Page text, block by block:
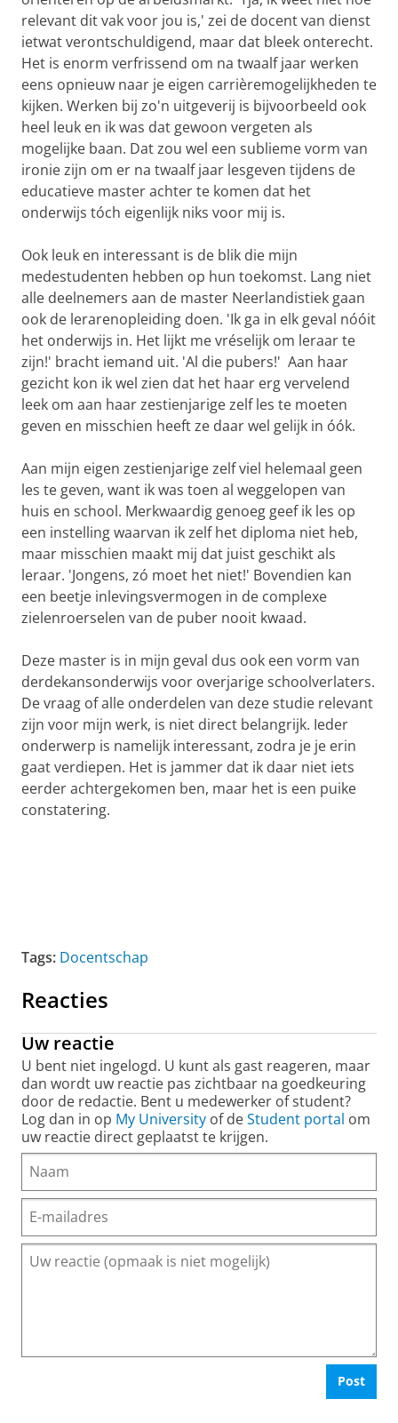
relevant dit vak voor jou is,' zei de docent van dienst
ietwat verontschuldigend, maar dat bleek onterecht.
Het is enorm verfrissend om na twaalf jaar werken
eens opnieuw naar je eigen carrièremogelijkheden te
kijken. Werken bij zo'n uitgeverij is bijvoorbeeld ook
heel leuk en ik was dat gewoon vergeten als
mogelijke baan. Dat zou wel een sublieme vorm van
ironie zijn om er na twaalf jaar lesgeven tijdens de
educatieve master achter te komen dat het
onderwijs tóch eigenlijk niks voor mij is.
Ook leuk en interessant is de blik die mijn
medestudenten hebben op hun toekomst. Lang niet
alle deelnemers aan de master Neerlandistiek gaan
ook de lerarenopleiding doen. 'Ik ga in elk geval nóóit
het onderwijs in. Het lijkt me vréselijk om leraar te
zijn!' bracht iemand uit. 'Al die pubers!' Aan haar
gezicht kon ik wel zien dat het haar erg vervelend
leek om aan haar zestienjarige zelf les te moeten
geven en misschien heeft ze daar wel gelijk in óók.
Aan mijn eigen zestienjarige zelf viel helemaal geen
les te geven, want ik was toen al weggelopen van
huis en school. Merkwaardig genoeg geef ik les op
een instelling waarvan ik zelf het diploma niet heb,
maar misschien maakt mij dat juist geschikt als
leraar. 'Jongens, zó moet het niet!' Bovendien kan
een beetje inlevingsvermogen in de complexe
zielenroerselen van de puber nooit kwaad.
Deze master is in mijn geval dus ook een vorm van
derdekansonderwijs voor overjarige schoolverlaters.
De vraag of alle onderdelen van deze studie relevant
zijn voor mijn werk, is niet direct belangrijk. Ieder
onderwerp is namelijk interessant, zodra je je erin
gaat verdiepen. Het is jammer dat ik daar niet iets
eerder achtergekomen ben, maar het is een puike
constatering.
Tags: Docentschap
Reacties
Uw reactie
U bent niet ingelogd. U kunt als gast reageren, maar
dan wordt uw reactie pas zichtbaar na goedkeuring
door de redactie. Bent u medewerker of student?
Log dan in op My University of deStudent portal om
uw reactie direct geplaatst te krijgen.
Post